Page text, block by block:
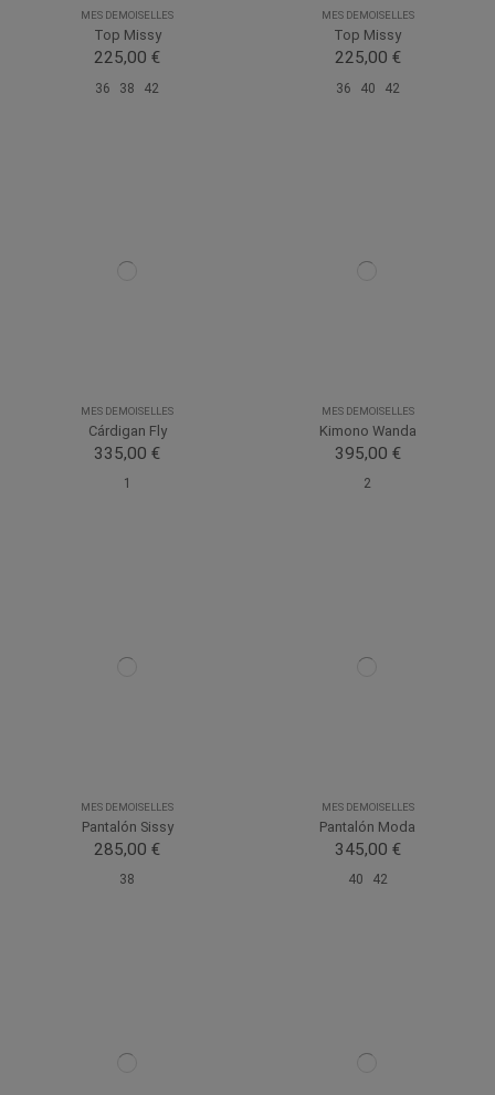
MES DEMOISELLES
Top Missy
225,00 €
36 38 42
MES DEMOISELLES
Top Missy
225,00 €
36 40 42
MES DEMOISELLES
Cárdigan Fly
335,00 €
1
MES DEMOISELLES
Kimono Wanda
395,00 €
2
MES DEMOISELLES
Pantalón Sissy
285,00 €
38
MES DEMOISELLES
Pantalón Moda
345,00 €
40 42